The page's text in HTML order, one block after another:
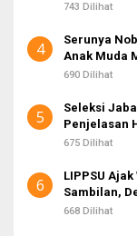
743 Dilihat
4
Serunya
Anak Muda
690 Dilihat
5
Seleksi
Penjelasan
675 Dilihat
6
LIPPSU
Sambilan,
668 Dilihat